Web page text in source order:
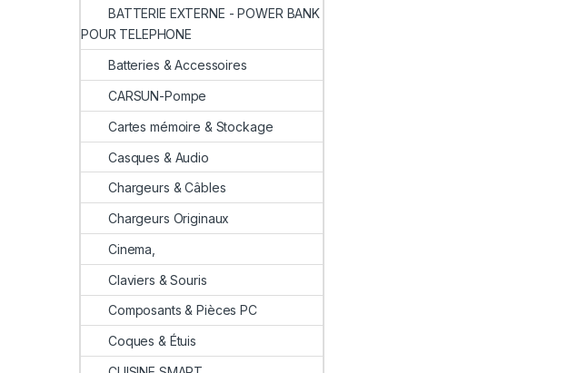
BATTERIE EXTERNE - POWER BANK
POUR TELEPHONE
Batteries & Accessoires
CARSUN-Pompe
Cartes mémoire & Stockage
Casques & Audio
Chargeurs & Câbles
Chargeurs Originaux
Cinema,
Claviers & Souris
Composants & Pièces PC
Coques & Étuis